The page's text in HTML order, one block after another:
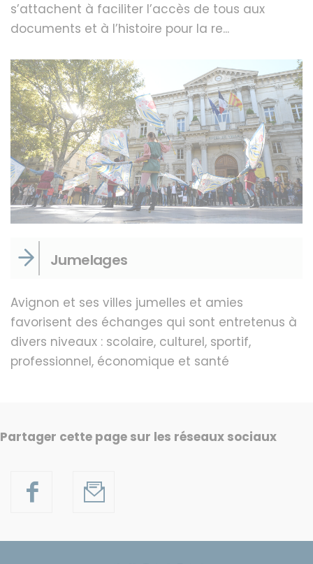
s’attachent à faciliter l’accès de tous aux
documents et à l’histoire pour la re...
Jumelages
Avignon et ses villes jumelles et amies
favorisent des échanges qui sont entretenus à
divers niveaux : scolaire, culturel, sportif,
professionnel, économique et santé
Partager cette page sur les réseaux sociaux